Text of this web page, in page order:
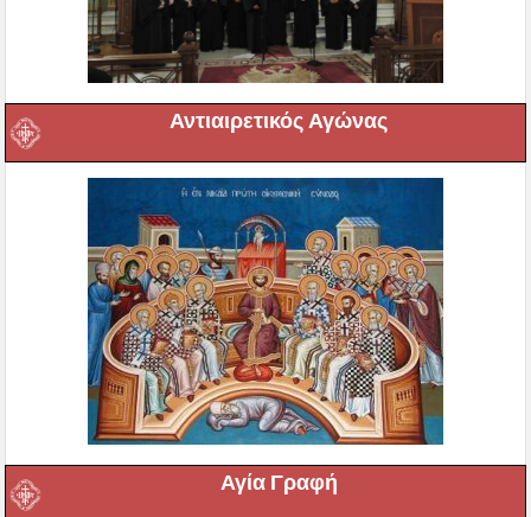
Αντιαιρετικός Αγώνας
Αγία Γραφή